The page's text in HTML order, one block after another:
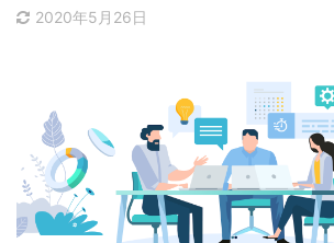
2020年5月26日